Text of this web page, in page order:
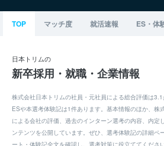
TOP マッチ度 就活速報 ES・体
日本トリムの
新卒採用・就職・企業情報
株式会社日本トリムの社員・元社員による総合評価は3.1
ESや本選考体験記は1件あります。基本情報のほか、株
による会社の評価、過去のインターン選考の内容、内定
ンテンツを公開しています。ぜひ、選考体験記の詳細ペ
ート・体験記全文を確認し、選考対策に役立ててください